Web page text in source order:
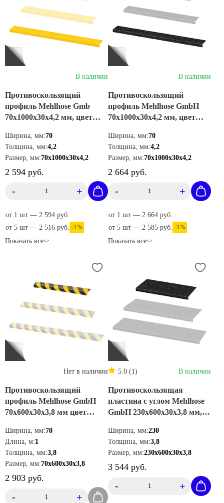
Доставка от 1 дня
В наличии
Противоскользящий
профиль Mehlhose Gmb
70х1000х30х4,2 мм, цвет
Ширина, мм:70
Толщина, мм:4,2
Размер, мм:70х1000х30х4,2
2 594 руб.
- +
от 1 шт — 2 594 руб.
от 5 шт — 2 516 руб. -3 %
Показать все
В наличии
Противоскользящий
профиль Mehlhose GmbH
70х1000х30х4,2 мм, цвет
Ширина, мм:70
Толщина, мм:4,2
Размер, мм:70х1000х30х4,2
2 664 руб.
- +
от 1 шт — 2 664 руб.
от 5 шт — 2 585 руб. -3 %
Показать все
Нет в наличии
Противоскользящий
профиль Mehlhose GmbH
70х600х30х3,8 мм цвет
GTMW0700600
Ширина, мм:70
Длина, м:1
Толщина, мм:3,8
Размер, мм:70х600х30х3,8
2 903 руб.
- +
5.0 (1) В наличии
Противоскользящая
пластина с углом Mehlhose
GmbH 230х600х30х3,8 мм,
Ширина, мм:230
Толщина, мм:3,8
Размер, мм:230х600х30х3,8
3 544 руб.
- +